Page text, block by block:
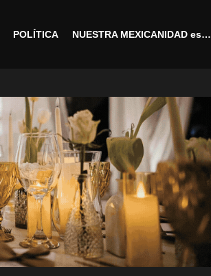
POLÍTICA NUESTRA MEXICANIDAD es…